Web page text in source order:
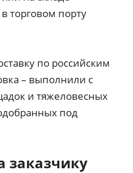
торговом порту
по российским
– выполнили с
и тяжеловесных
под
заказчику